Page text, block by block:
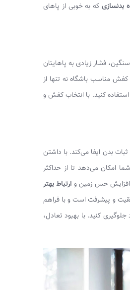
بدنسازی که به خوبی از پاهای
فشار زیادی به پاهایتان
کفش مناسب باشگاه نه تنها از
کنید. با انتخاب کفش و
بدن ایفا می‌کند. با داشتن
امکان می‌دهد تا از حداکثر
افزایش حس زمین و ارتباط بهتر
و پیشرفت است و با فراهم
کنید. با بهبود تعادل،